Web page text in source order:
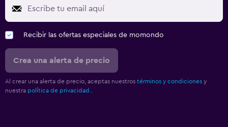
Recibir las ofertas especiales de momondo
Crea una alerta de precio
Al crear una alerta de precio, aceptas nuestros términos y condiciones y
nuestra política de privacidad.